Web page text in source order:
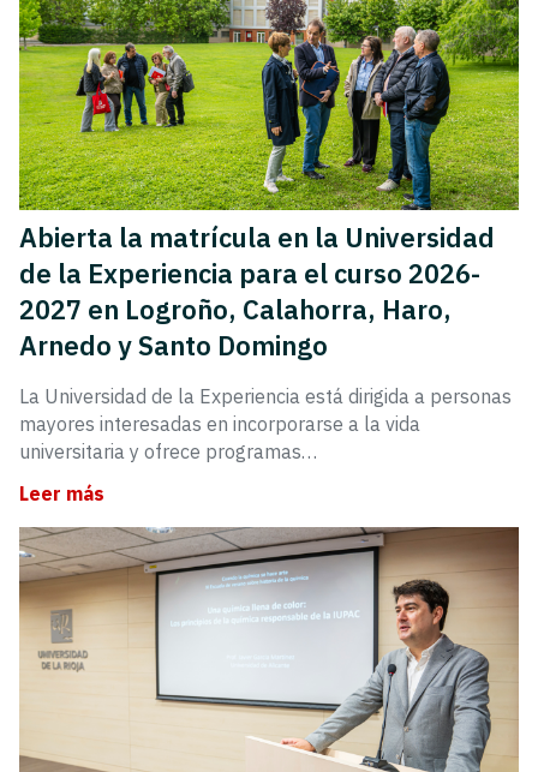
Abierta la matrícula en la Universidad
de la Experiencia para el curso 2026-
2027 en Logroño, Calahorra, Haro,
Arnedo y Santo Domingo
La Universidad de la Experiencia está dirigida a personas
mayores interesadas en incorporarse a la vida
universitaria y ofrece programas…
Leer más